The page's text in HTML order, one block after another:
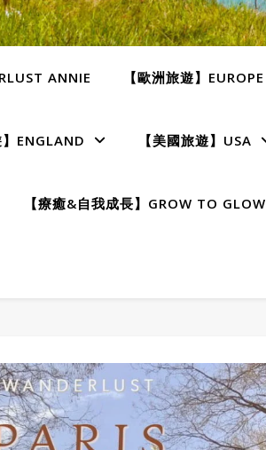
ANNIE 【歐洲旅遊】EUROPE
】ENGLAND 【美國旅遊】USA
【療癒&自我成長】GROW TO GLOW